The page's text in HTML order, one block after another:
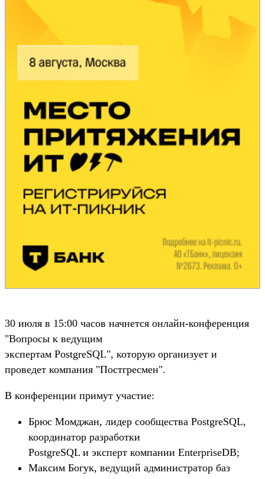
30 июля в 15:00 часов начнется онлайн-конференция
"Вопросы к ведущим
экспертам PostgreSQL", которую организует и
проведет компания "Постгресмен".
В конференции примут участие:
Брюс Момджан, лидер сообщества PostgreSQL,
координатор разработки
PostgreSQL и эксперт компании EnterpriseDB;
Максим Богук, ведущий администратор баз